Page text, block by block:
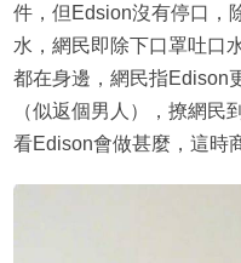
件，但Edsion沒有停口，
水，網民即除下口罩吐口
都在身邊，網民指Edison
（似返個男人），撩網民
看Edison會做甚麼，這時